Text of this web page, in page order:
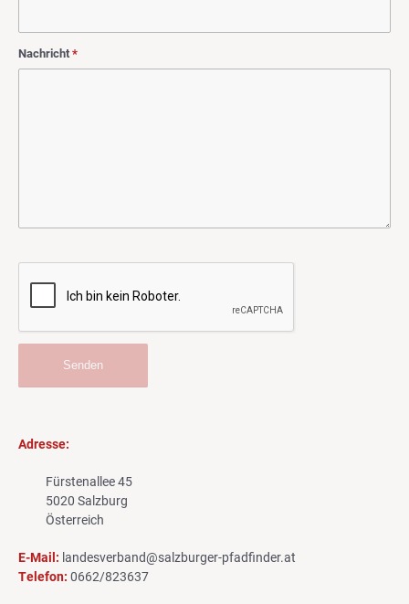
Nachricht*
Adresse:
Fürstenallee 45
5020 Salzburg
Österreich
E-Mail: landesverband@salzburger-pfadfinder.at
Telefon: 0662/823637